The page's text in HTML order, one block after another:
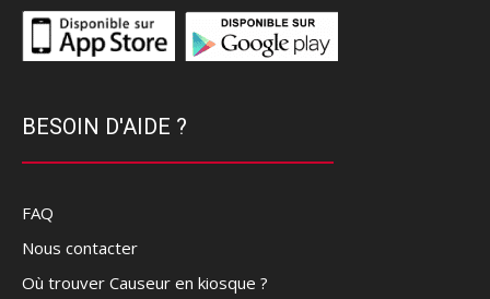
BESOIN D'AIDE ?
FAQ
Nous contacter
Où trouver Causeur en kiosque ?